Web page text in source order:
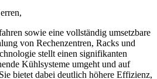
sowie eine vollständig umsetzbare
von Rechenzentren, Racks und
stellt einen signifikanten
Kühlsysteme umgeht und auf
bietet dabei deutlich höhere Effizienz,